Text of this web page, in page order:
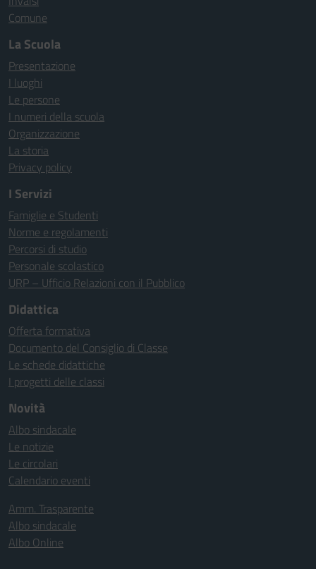
Comune
La Scuola
Presentazione
I luoghi
Le persone
I numeri della scuola
Organizzazione
La storia
Privacy policy
I Servizi
Famiglie e Studenti
Norme e regolamenti
Percorsi di studio
Personale scolastico
URP – Ufficio Relazioni con il Pubblico
Didattica
Offerta formativa
Documento del Consiglio di Classe
Le schede didattiche
I progetti delle classi
Novità
Albo sindacale
Le notizie
Le circolari
Calendario eventi
Amm. Trasparente
Albo sindacale
Albo Online